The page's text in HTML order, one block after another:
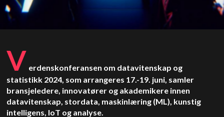
V erdenskonferansen om datavitenskap og
statistikk 2024, som arrangeres 17.-19. juni, samler
bransjeledere, innovatører og akademikere innen
datavitenskap, stordata, maskinlæring (ML), kunstig
intelligens, IoT og analyse.